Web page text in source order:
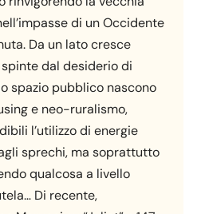
di un Occidente
Da un lato cresce
spinte dal desiderio di
spazio pubblico nascono
e neo-ruralismo,
l’utilizzo di energie
sprechi, ma soprattutto
qualcosa a livello
Di recente,